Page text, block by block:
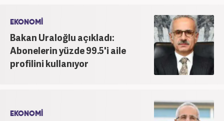
bir haber kanalında haber ve spor editörlüğü yaptı.
Ardından Turkuvaz Medya Grubu’nda editörlük
görevinde bulundu. 2024 Mayıs ayından itibaren
Kanal 7 Medya Grubu’na bağlı Haber7.com’da editör
olarak görevini sürdürmektedir.
EKONOMİ
Bakan Uraloğlu açıkladı:
Abonelerin yüzde 99.5'i aile
profilini kullanıyor
EKONOMİ